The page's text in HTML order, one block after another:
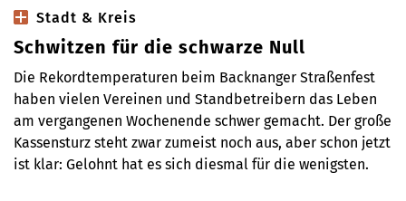
Stadt & Kreis
Schwitzen für die schwarze Null
Die Rekordtemperaturen beim Backnanger Straßenfest
haben vielen Vereinen und Standbetreibern das Leben
am vergangenen Wochenende schwer gemacht. Der große
Kassensturz steht zwar zumeist noch aus, aber schon jetzt
ist klar: Gelohnt hat es sich diesmal für die wenigsten.